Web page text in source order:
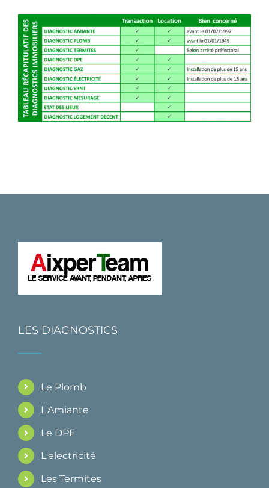
LES DIAGNOSTICS
Le Plomb
L'Amiante
Le DPE
L'electricité
Les Termites